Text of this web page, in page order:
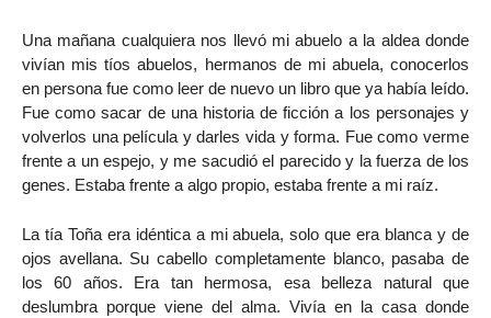
Una mañana cualquiera nos llevó mi abuelo a la aldea donde
vivían mis tíos abuelos, hermanos de mi abuela, conocerlos
en persona fue como leer de nuevo un libro que ya había leído.
Fue como sacar de una historia de ficción a los personajes y
volverlos una película y darles vida y forma. Fue como verme
frente a un espejo, y me sacudió el parecido y la fuerza de los
genes. Estaba frente a algo propio, estaba frente a mi raíz.
La tía Toña era idéntica a mi abuela, solo que era blanca y de
ojos avellana. Su cabello completamente blanco, pasaba de
los 60 años. Era tan hermosa, esa belleza natural que
deslumbra porque viene del alma. Vivía en la casa donde